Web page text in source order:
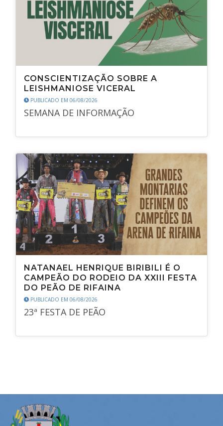
CONSCIENTIZAÇÃO SOBRE A
LEISHMANIOSE VICERAL
PUBLICADO EM 06/08/2026
SEMANA DE INFORMAÇÃO
NATANAEL HENRIQUE BIRIBILI É O
CAMPEÃO DO RODEIO DA XXIII FESTA
DO PEÃO DE RIFAINA
PUBLICADO EM 06/08/2026
23ª FESTA DE PEÃO